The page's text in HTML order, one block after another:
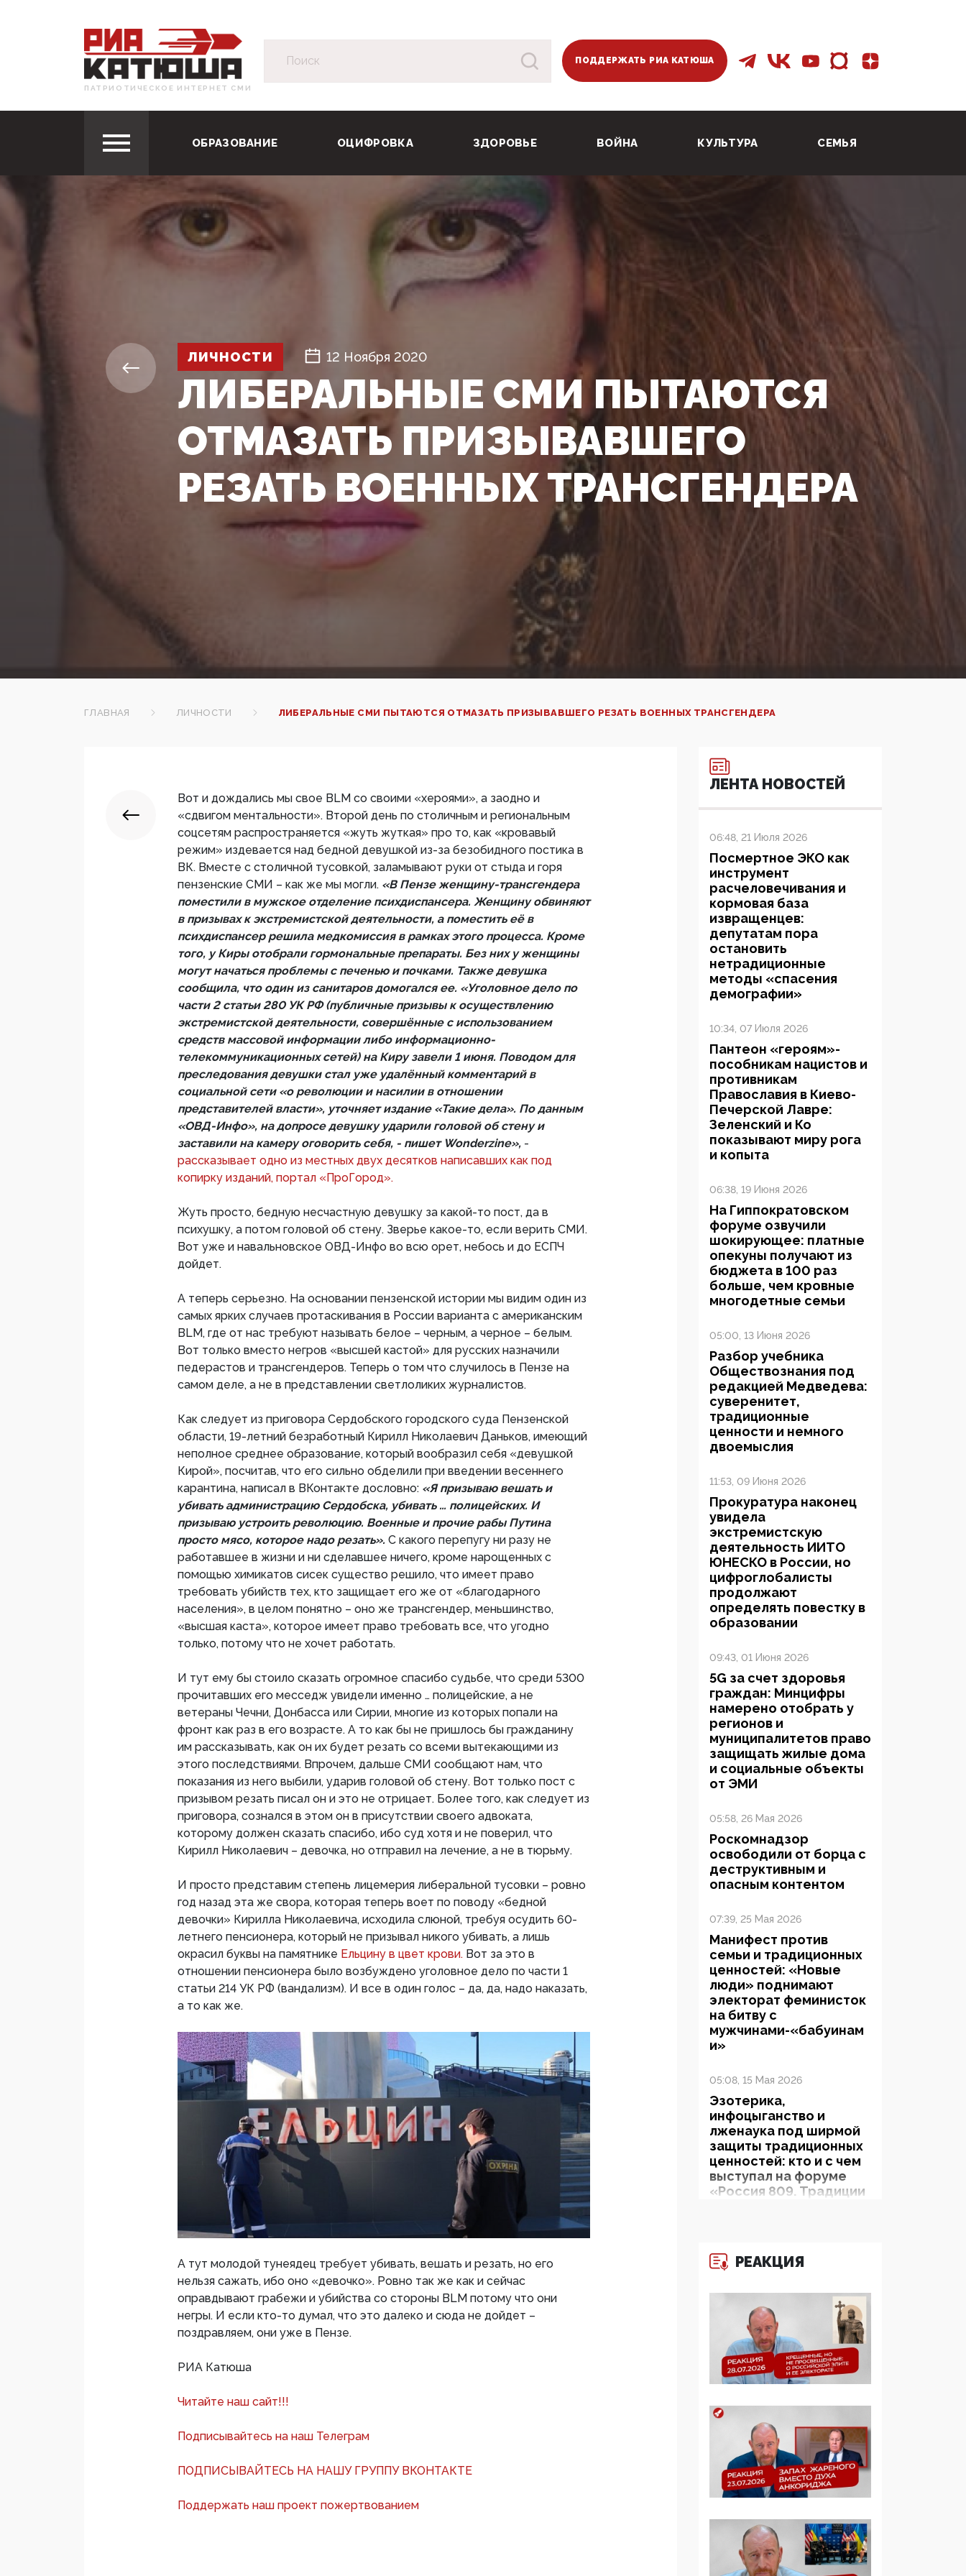
ПАТРИОТИЧЕСКОЕ ИНТЕРНЕТ СМИ
ПОДДЕРЖАТЬ РИА КАТЮША
ОБРАЗОВАНИЕ ОЦИФРОВКА ЗДОРОВЬЕ ВОЙНА КУЛЬТУРА СЕМЬЯ
ЛИЧНОСТИ 12 Ноября 2020
ЛИБЕРАЛЬНЫЕ СМИ ПЫТАЮТСЯ
ОТМАЗАТЬ ПРИЗЫВАВШЕГО
РЕЗАТЬ ВОЕННЫХ ТРАНСГЕНДЕРА
ГЛАВНАЯ ЛИЧНОСТИ ЛИБЕРАЛЬНЫЕ СМИ ПЫТАЮТСЯ ОТМАЗАТЬ ПРИЗЫВАВШЕГО РЕЗАТЬ ВОЕННЫХ ТРАНСГЕНДЕРА
Вот и дождались мы свое BLM со своими «хероями», а заодно и
«сдвигом ментальности». Второй день по столичным и региональным
соцсетям распространяется «жуть жуткая» про то, как «кровавый
режим» издевается над бедной девушкой из-за безобидного постика в
ВК. Вместе с столичной тусовкой, заламывают руки от стыда и горя
пензенские СМИ – как же мы могли. «В Пензе женщину-трансгендера
поместили в мужское отделение психдиспансера. Женщину обвиняют
в призывах к экстремистской деятельности, а поместить её в
психдиспансер решила медкомиссия в рамках этого процесса. Кроме
того, у Киры отобрали гормональные препараты. Без них у женщины
могут начаться проблемы с печенью и почками. Также девушка
сообщила, что один из санитаров домогался ее. «Уголовное дело по
части 2 статьи 280 УК РФ (публичные призывы к осуществлению
экстремистской деятельности, совершённые с использованием
средств массовой информации либо информационно-
телекоммуникационных сетей) на Киру завели 1 июня. Поводом для
преследования девушки стал уже удалённый комментарий в
социальной сети «о революции и насилии в отношении
представителей власти», уточняет издание «Такие дела». По данным
«ОВД-Инфо», на допросе девушку ударили головой об стену и
заставили на камеру оговорить себя, - пишет Wonderzine», -
рассказывает одно из местных двух десятков написавших как под
копирку изданий, портал «ПроГород».
Жуть просто, бедную несчастную девушку за какой-то пост, да в
психушку, а потом головой об стену. Зверье какое-то, если верить СМИ.
Вот уже и навальновское ОВД-Инфо во всю орет, небось и до ЕСПЧ
дойдет.
А теперь серьезно. На основании пензенской истории мы видим один из
самых ярких случаев протаскивания в России варианта с американским
BLM, где от нас требуют называть белое – черным, а черное – белым.
Вот только вместо негров «высшей кастой» для русских назначили
педерастов и трансгендеров. Теперь о том что случилось в Пензе на
самом деле, а не в представлении светлоликих журналистов.
Как следует из приговора Сердобского городского суда Пензенской
области, 19-летний безработный Кирилл Николаевич Даньков, имеющий
неполное среднее образование, который вообразил себя «девушкой
Кирой», посчитав, что его сильно обделили при введении весеннего
карантина, написал в ВКонтакте дословно: «Я призываю вешать и
убивать администрацию Сердобска, убивать … полицейских. И
призываю устроить революцию. Военные и прочие рабы Путина
просто мясо, которое надо резать». С какого перепугу ни разу не
работавшее в жизни и ни сделавшее ничего, кроме нарощенных с
помощью химикатов сисек существо решило, что имеет право
требовать убийств тех, кто защищает его же от «благодарного
населения», в целом понятно – оно же трансгендер, меньшинство,
«высшая каста», которое имеет право требовать все, что угодно
только, потому что не хочет работать.
И тут ему бы стоило сказать огромное спасибо судьбе, что среди 5300
прочитавших его месседж увидели именно … полицейские, а не
ветераны Чечни, Донбасса или Сирии, многие из которых попали на
фронт как раз в его возрасте. А то как бы не пришлось бы гражданину
им рассказывать, как он их будет резать со всеми вытекающими из
этого последствиями. Впрочем, дальше СМИ сообщают нам, что
показания из него выбили, ударив головой об стену. Вот только пост с
призывом резать писал он и это не отрицает. Более того, как следует из
приговора, сознался в этом он в присутствии своего адвоката,
которому должен сказать спасибо, ибо суд хотя и не поверил, что
Кирилл Николаевич – девочка, но отправил на лечение, а не в тюрьму.
И просто представим степень лицемерия либеральной тусовки – ровно
год назад эта же свора, которая теперь воет по поводу «бедной
девочки» Кирилла Николаевича, исходила слюной, требуя осудить 60-
летнего пенсионера, который не призывал никого убивать, а лишь
окрасил буквы на памятнике Ельцину в цвет крови. Вот за это в
отношении пенсионера было возбуждено уголовное дело по части 1
статьи 214 УК РФ (вандализм). И все в один голос – да, да, надо наказать,
а то как же.
А тут молодой тунеядец требует убивать, вешать и резать, но его
нельзя сажать, ибо оно «девочко». Ровно так же как и сейчас
оправдывают грабежи и убийства со стороны BLM потому что они
негры. И если кто-то думал, что это далеко и сюда не дойдет –
поздравляем, они уже в Пензе.
РИА Катюша
Читайте наш сайт!!!
Подписывайтесь на наш Телеграм
ПОДПИСЫВАЙТЕСЬ НА НАШУ ГРУППУ ВКОНТАКТЕ
Поддержать наш проект пожертвованием
ЛЕНТА НОВОСТЕЙ
06:48, 21 Июля 2026
Посмертное ЭКО как
инструмент
расчеловечивания и
кормовая база
извращенцев:
депутатам пора
остановить
нетрадиционные
методы «спасения
демографии»
10:34, 07 Июля 2026
Пантеон «героям»-
пособникам нацистов и
противникам
Православия в Киево-
Печерской Лавре:
Зеленский и Ко
показывают миру рога
и копыта
06:38, 19 Июня 2026
На Гиппократовском
форуме озвучили
шокирующее: платные
опекуны получают из
бюджета в 100 раз
больше, чем кровные
многодетные семьи
05:00, 13 Июня 2026
Разбор учебника
Обществознания под
редакцией Медведева:
суверенитет,
традиционные
ценности и немного
двоемыслия
11:53, 09 Июня 2026
Прокуратура наконец
увидела
экстремистскую
деятельность ИИТО
ЮНЕСКО в России, но
цифроглобалисты
продолжают
определять повестку в
образовании
09:43, 01 Июня 2026
5G за счет здоровья
граждан: Минцифры
намерено отобрать у
регионов и
муниципалитетов право
защищать жилые дома
и социальные объекты
от ЭМИ
05:58, 26 Мая 2026
Роскомнадзор
освободили от борца с
деструктивным и
опасным контентом
07:39, 25 Мая 2026
Манифест против
семьи и традиционных
ценностей: «Новые
люди» поднимают
электорат феминисток
на битву с
мужчинами-«бабуинам
и»
05:08, 15 Мая 2026
Эзотерика,
инфоцыганство и
лженаука под ширмой
защиты традиционных
ценностей: кто и с чем
выступал на форуме
«Россия 809. Традиции
Симулякр патриотизма
профилактика негатива
среди молодежи снова
отдана на откуп
«движперам»
03:35, 25 Апреля 2026
парламентаризма: как
институт
народовластия
превратился в «чего
изволите» для
Правительства и АП
06:29, 15 Апреля 2026
Социальный фонд
России – пионер
жесткого внедрения
РЕАКЦИЯ